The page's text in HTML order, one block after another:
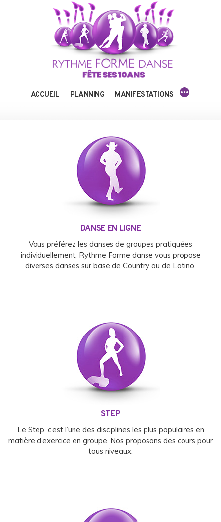
ACCUEIL PLANNING MANIFESTATIONS
PLUS
DANSE EN LIGNE
Vous préférez les danses de groupes pratiquées
individuellement, Rythme Forme danse vous propose
diverses danses sur base de Country ou de Latino.
STEP
Le Step, c’est l’une des disciplines les plus populaires en
matière d’exercice en groupe. Nos proposons des cours pour
tous niveaux.